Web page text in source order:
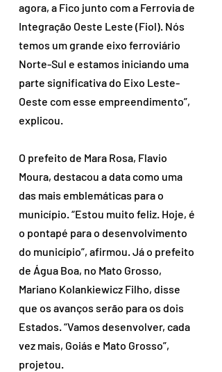
agora, a Fico junto com a Ferrovia de
Integração Oeste Leste (Fiol). Nós
temos um grande eixo ferroviário
Norte-Sul e estamos iniciando uma
parte significativa do Eixo Leste-
Oeste com esse empreendimento”,
explicou.
O prefeito de Mara Rosa, Flavio
Moura, destacou a data como uma
das mais emblemáticas para o
município. “Estou muito feliz. Hoje, é
o pontapé para o desenvolvimento
do município”, afirmou. Já o prefeito
de Água Boa, no Mato Grosso,
Mariano Kolankiewicz Filho, disse
que os avanços serão para os dois
Estados. “Vamos desenvolver, cada
vez mais, Goiás e Mato Grosso”,
projetou.